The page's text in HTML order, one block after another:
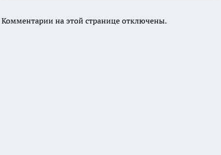
Комментарии на этой странице отключены.